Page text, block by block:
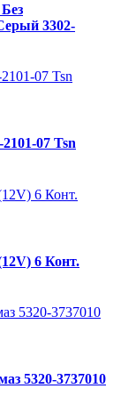
3302-
07 Tsn
6 Конт.
5320-3737010